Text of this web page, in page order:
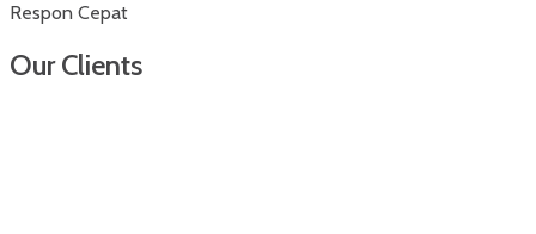
Respon Cepat
Our Clients